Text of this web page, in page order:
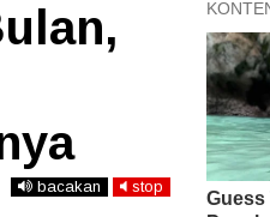
bacakan stop